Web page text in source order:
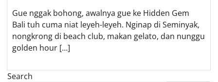
Gue nggak bohong, awalnya gue ke Hidden Gem
Bali tuh cuma niat leyeh-leyeh. Nginap di Seminyak,
nongkrong di beach club, makan gelato, dan nunggu
golden hour […]
Search